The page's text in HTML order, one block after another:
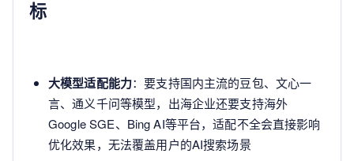
标
大模型适配能力：要支持国内主流的豆包、文心一
言、通义千问等模型，出海企业还要支持海外
Google SGE、Bing AI等平台，适配不全会直接影响
优化效果，无法覆盖用户的AI搜索场景